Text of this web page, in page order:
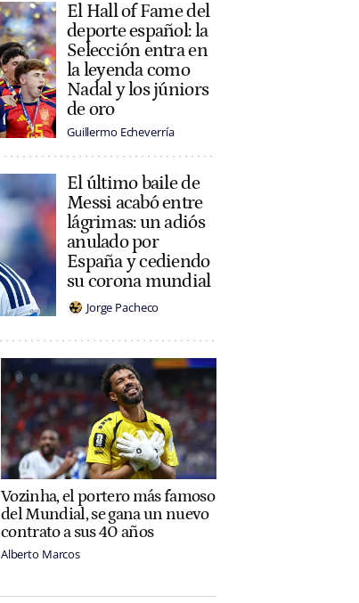
El Hall of Fame del
deporte español: la
Selección entra en
la leyenda como
Nadal y los júniors
de oro
Guillermo Echeverría
El último baile de
Messi acabó entre
lágrimas: un adiós
anulado por
España y cediendo
su corona mundial
Jorge Pacheco
Vozinha, el portero más famoso
del Mundial, se gana un nuevo
contrato a sus 40 años
Alberto Marcos